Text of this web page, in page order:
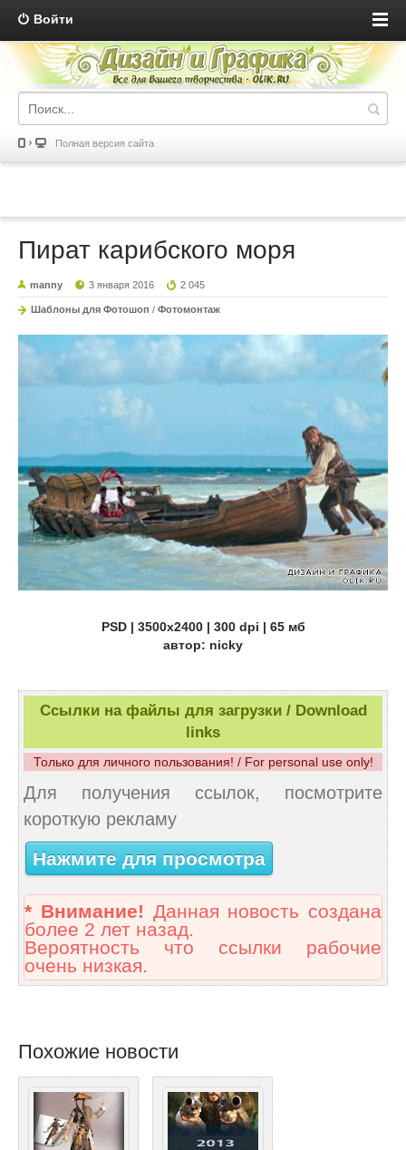
Войти
Полная версия сайта
Пират карибского моря
manny 3 января 2016 2 045
Шаблоны для Фотошоп / Фотомонтаж
PSD | 3500x2400 | 300 dpi | 65 мб
автор: nicky
Ссылки на файлы для загрузки / Download
links
Только для личного пользования! / For personal use only!
Для получения ссылок, посмотрите
короткую рекламу
Нажмите для просмотра
* Внимание! Данная новость создана
более 2 лет назад.
Вероятность что ссылки рабочие
очень низкая.
Похожие новости